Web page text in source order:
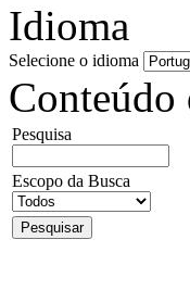
Idioma
Selecione o idioma
Conteúdo
Pesquisa
Escopo da Busca